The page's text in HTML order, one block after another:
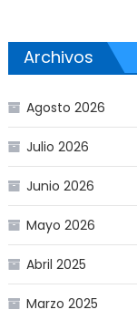
Archivos
Agosto 2026
Julio 2026
Junio 2026
Mayo 2026
Abril 2025
Marzo 2025